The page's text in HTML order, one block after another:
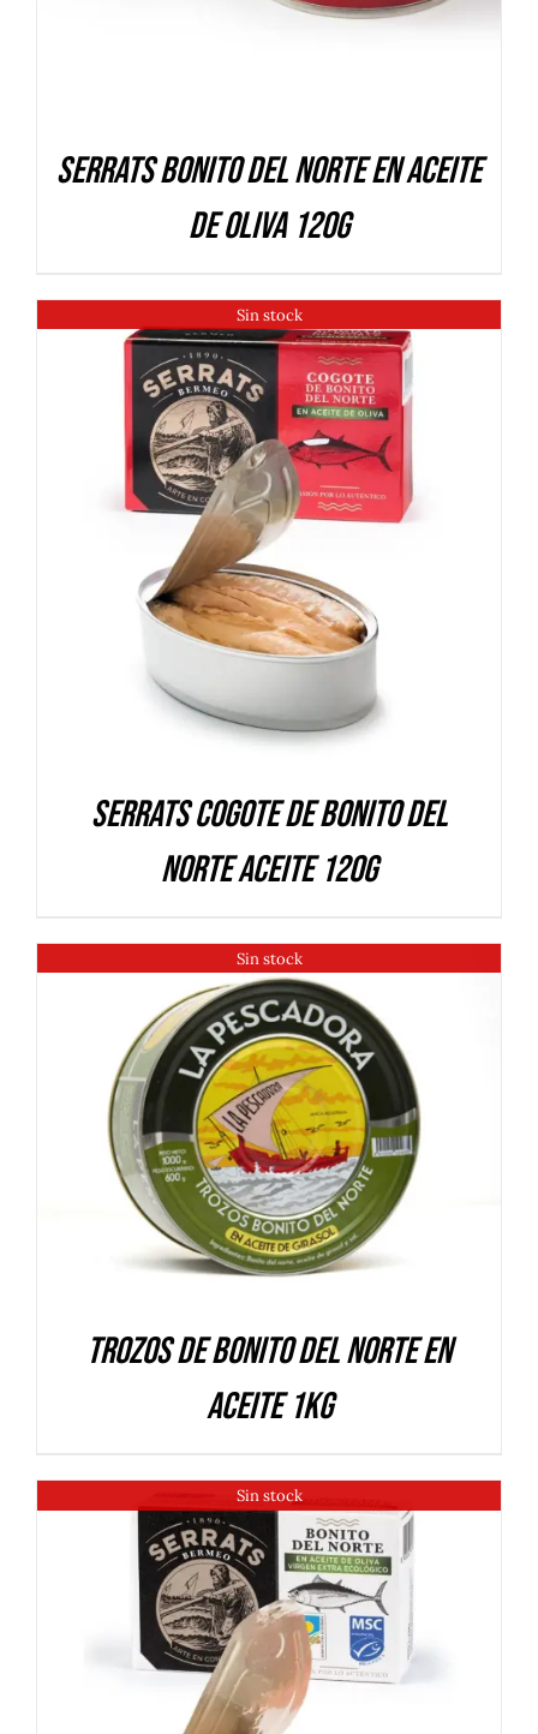
Serrats Bonito del Norte en aceite
de oliva 120g
Sin stock
DETALLES
Serrats Cogote de Bonito del
Norte aceite 120g
Sin stock
DETALLES
Trozos de Bonito del Norte en
aceite 1Kg
Sin stock
DETALLES